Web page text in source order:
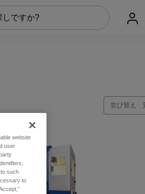
並び替え
website
user
such
to